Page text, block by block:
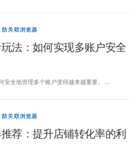
防关联浏览器
法：如何实现多账户安全
安全地管理多个账户变得越来越重要。 …
防关联浏览器
荐：提升店铺转化率的利